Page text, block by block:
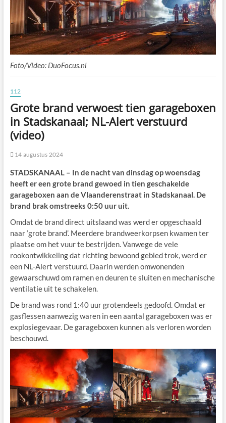
Foto/Video: DuoFocus.nl
112
Grote brand verwoest tien garageboxen
in Stadskanaal; NL-Alert verstuurd
(video)
14 augustus 2024
STADSKANAAL – In de nacht van dinsdag op woensdag
heeft er een grote brand gewoed in tien geschakelde
garageboxen aan de Vlaanderenstraat in Stadskanaal. De
brand brak omstreeks 0:50 uur uit.
Omdat de brand direct uitslaand was werd er opgeschaald
naar ‘grote brand’. Meerdere brandweerkorpsen kwamen ter
plaatse om het vuur te bestrijden. Vanwege de vele
rookontwikkeling dat richting bewoond gebied trok, werd er
een NL-Alert verstuurd. Daarin werden omwonenden
gewaarschuwd om ramen en deuren te sluiten en mechanische
ventilatie uit te schakelen.
De brand was rond 1:40 uur grotendeels gedoofd. Omdat er
gasflessen aanwezig waren in een aantal garageboxen was er
explosiegevaar. De garageboxen kunnen als verloren worden
beschouwd.